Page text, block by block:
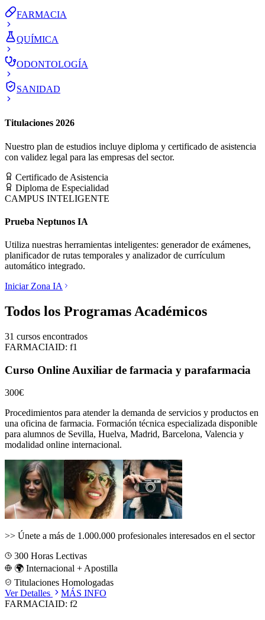
FARMACIA
QUÍMICA
ODONTOLOGÍA
SANIDAD
Titulaciones 2026
Nuestro plan de estudios incluye diploma y certificado de asistencia
con validez legal para las empresas del sector.
Certificado de Asistencia
Diploma de Especialidad
CAMPUS INTELIGENTE
Prueba Neptunos IA
Utiliza nuestras herramientas inteligentes: generador de exámenes,
planificador de rutas temporales y analizador de currículum
automático integrado.
Iniciar Zona IA
Todos los Programas Académicos
31 cursos encontrados
FARMACIAID: f1
Curso Online Auxiliar de farmacia y parafarmacia
300€
Procedimientos para atender la demanda de servicios y productos en
una oficina de farmacia. Formación técnica especializada disponible
para alumnos de Sevilla, Huelva, Madrid, Barcelona, Valencia y
modalidad online internacional.
>> Únete a más de 1.000.000 profesionales interesados en el sector
300 Horas Lectivas
🌍 Internacional + Apostilla
Titulaciones Homologadas
Ver Detalles
MÁS INFO
FARMACIAID: f2